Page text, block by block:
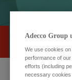
Adecco Group
We use cookies
performance of
efforts (including
necessary cookies